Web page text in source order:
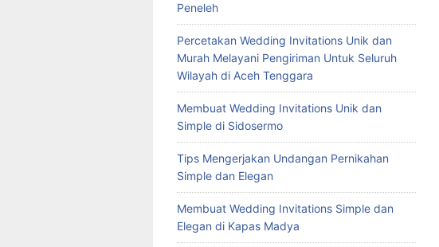
Peneleh
Percetakan Wedding Invitations Unik dan
Murah Melayani Pengiriman Untuk Seluruh
Wilayah di Aceh Tenggara
Membuat Wedding Invitations Unik dan
Simple di Sidosermo
Tips Mengerjakan Undangan Pernikahan
Simple dan Elegan
Membuat Wedding Invitations Simple dan
Elegan di Kapas Madya